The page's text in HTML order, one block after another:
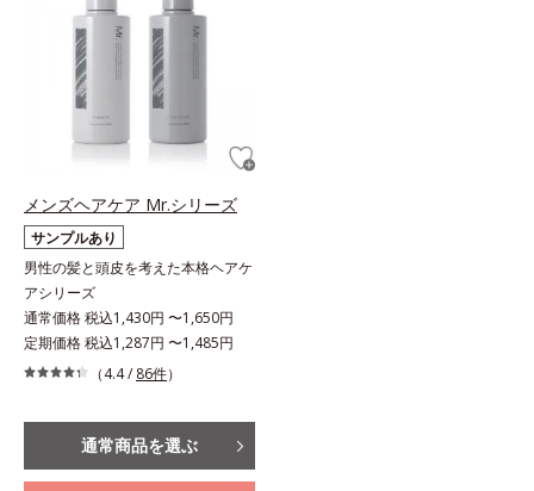
メンズヘアケア Mr.シリーズ
サンプルあり
男性の髪と頭皮を考えた本格ヘアケ
アシリーズ
通常価格 税込1,430円 〜1,650円
定期価格 税込1,287円 〜1,485円
（4.4 / 86件）
通常商品を選ぶ